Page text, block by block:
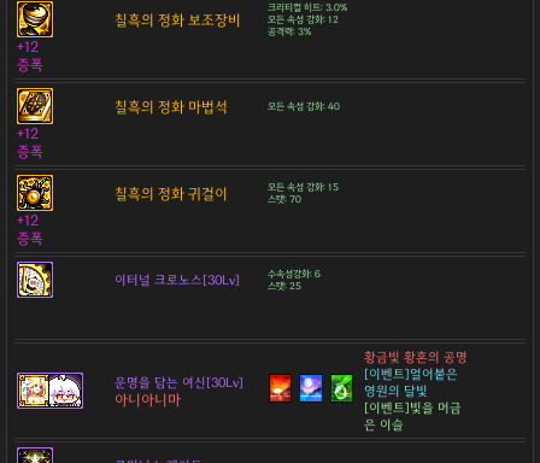
칠흑의 정화 보조장비
크리티컬 히트: 3.0%
모든 속성 강화: 12
공격력: 3%
+12
증폭
칠흑의 정화 마법석 모든 속성 강화: 40
+12
증폭
칠흑의 정화 귀걸이
모든 속성 강화: 15
스탯: 70
+12
증폭
이터널 크로노스[30Lv]
수속성강화: 6
스탯: 25
운명을 담는 여신[30Lv]
아니아니마
황금빛 황혼의 공명
[이벤트]얼어붙은
영원의 달빛
[이벤트]빛을 머금
은 이슬